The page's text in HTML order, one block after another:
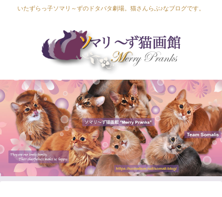
いたずらっ子ソマリ～ずのドタバタ劇場。猫さんらぶ♪なブログです。
Lapis Luna
Lucia Lino
Lycka Leal
Laula